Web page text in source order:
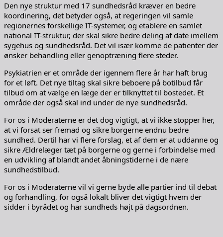
Den nye struktur med 17 sundhedsråd kræver en bedre
koordinering, det betyder også, at regeringen vil samle
regionernes forskellige IT-systemer, og etablere en samlet
national IT-struktur, der skal sikre bedre deling af date imellem
sygehus og sundhedsråd. Det vil især komme de patienter der
ønsker behandling eller genoptræning flere steder.
Psykiatrien er et område der igennem flere år har haft brug
for et løft. Det nye tiltag skal sikre beboere på botilbud får
tilbud om at vælge en læge der er tilknyttet til bostedet. Et
område der også skal ind under de nye sundhedsråd.
For os i Moderaterne er det dog vigtigt, at vi ikke stopper her,
at vi forsat ser fremad og sikre borgerne endnu bedre
sundhed. Dertil har vi flere forslag, et af dem er at uddanne og
sikre Ældrelæger tæt på borgerne og gerne i forbindelse med
en udvikling af blandt andet åbningstiderne i de nære
sundhedstilbud.
For os i Moderaterne vil vi gerne byde alle partier ind til debat
og forhandling, for også lokalt bliver det vigtigt hvem der
sidder i byrådet og har sundheds højt på dagsordnen.